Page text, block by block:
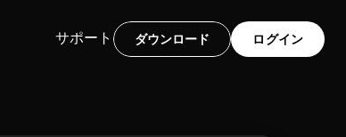
ダウンロード ログイン
サポート